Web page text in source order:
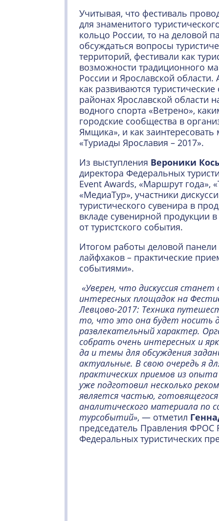
Учитывая, что фестиваль
для знаменитого
кольцо России, то на деловой
обсуждаться вопросы
территорий, фестивали как
возможности традиционного
России и Ярославской области.
как развиваются
районах Ярославской области
водного спорта «Ветрено»,
городские сообщества в
Ямщика», и как
«Туриады Ярославия – 2017».
Из выступления Вероники
директора Федеральных
Event Awards, «Маршрут года»,
«МедиаТур», участники
туристического сувенира в
вкладе сувенирной продукции
от туристского события.
Итогом работы деловой панели
лайфхаков – практические
событиями».
«Уверен, что дискуссия станет
интересных площадок на
Левцово-2017: Техника
то, что это она будет носить
развлекательный характер.
собрать очень интересных и
да и темы для обсуждения
актуальные. В свою очередь я
практических приемов из
уже подготовил несколько
является частью,
аналитического материала по
турсобытий», — отметил
председатель Правления ФРОС
Федеральных туристических